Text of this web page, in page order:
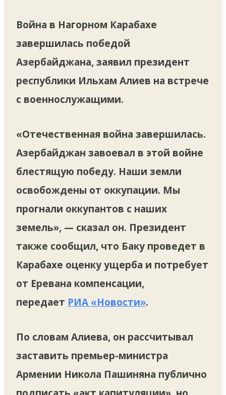
Война в Нагорном Карабахе
завершилась победой
Азербайджана, заявил президент
республики Ильхам Алиев на встрече
с военнослужащими.
«Отечественная война завершилась.
Азербайджан завоевал в этой войне
блестящую победу. Наши земли
освобождены от оккупации. Мы
прогнали оккупантов с наших
земель», — сказал он. Президент
также сообщил, что Баку проведет в
Карабахе оценку ущерба и потребует
от Еревана компенсации,
передает РИА «Новости».
По словам Алиева, он рассчитывал
заставить премьер-министра
Армении Никола Пашиняна публично